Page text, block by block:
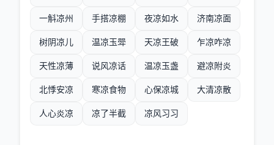
一斛凉州 手搭凉棚 夜凉如水 济南凉面
树阴凉儿 温凉玉斝 天凉王破 乍凉咋凉
天性凉薄 说风凉话 温凉玉盏 避凉附炎
北悸安凉 寒凉食物 心保凉城 大清凉散
人心炎凉 凉了半截 凉风习习